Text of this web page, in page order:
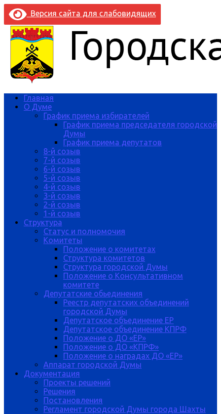
Версия сайта для слабовидящих
Главная
О Думе
График приема избирателей
График приема председателя городской
Думы
График приема депутатов
8-й созыв
7-й созыв
6-й созыв
5-й созыв
4-й созыв
3-й созыв
2-й созыв
1-й созыв
Структура
Статус и полномочия
Комитеты
Положение о комитетах
Структура комитетов
Структура городской Думы
Положение о Консультативном
комитете
Депутатские обьединения
Реестр депутатских объединений
городской Думы
Депутатское объединение ЕР
Депутатское объединение КПРФ
Положение о ДО «ЕР»
Положение о ДО «КПРФ»
Положение о наградах ДО «ЕР»
Аппарат городской Думы
Документация
Проекты решений
Решения
Постановления
Регламент городской Думы города Шахты